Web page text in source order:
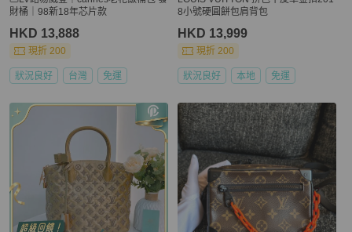
財桶｜98新18年芯片款
HKD 13,888
現折 200
狀況良好 台灣 免運
8小號硬圓餅包肩背包
HKD 13,999
現折 200
狀況良好 本地 免運